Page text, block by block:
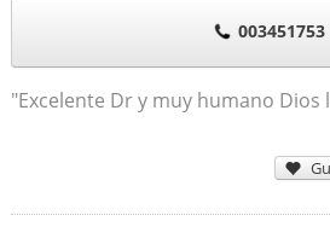
003451753
"Excelente Dr y muy humano Dios